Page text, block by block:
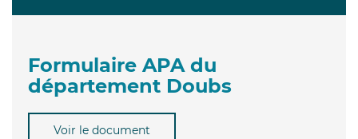
Formulaire APA du
département Doubs
Voir le document